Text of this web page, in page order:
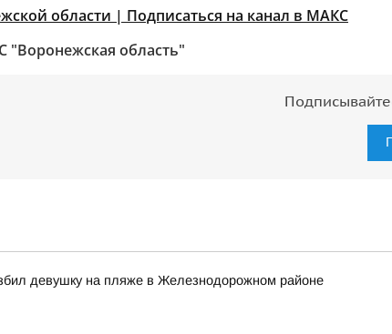
области | Подписаться на канал в МАКС
"Воронежская область"
девушку на пляже в Железнодорожном районе